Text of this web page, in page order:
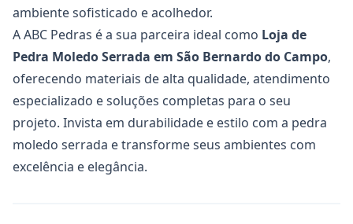
ambiente sofisticado e acolhedor.
A ABC Pedras é a sua parceira ideal como Loja de
Pedra Moledo Serrada em São Bernardo do Campo,
oferecendo materiais de alta qualidade, atendimento
especializado e soluções completas para o seu
projeto. Invista em durabilidade e estilo com a pedra
moledo serrada e transforme seus ambientes com
excelência e elegância.